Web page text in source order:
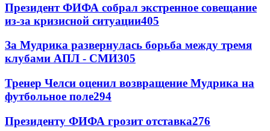
Президент ФИФА собрал экстренное совещание
из-за кризисной ситуации405
За Мудрика развернулась борьба между тремя
клубами АПЛ - СМИ305
Тренер Челси оценил возвращение Мудрика на
футбольное поле294
Президенту ФИФА грозит отставка276